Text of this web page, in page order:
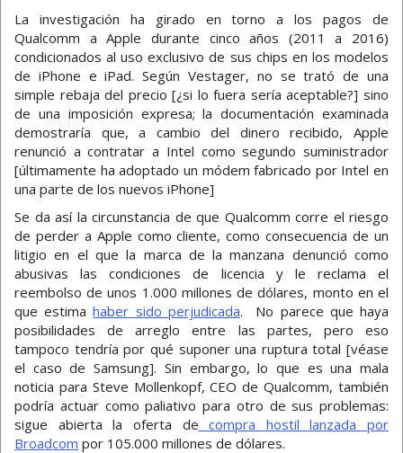
La investigación ha girado en torno a los pagos de
Qualcomm a Apple durante cinco años (2011 a 2016)
condicionados al uso exclusivo de sus chips en los modelos
de iPhone e iPad. Según Vestager, no se trató de una
simple rebaja del precio [¿si lo fuera sería aceptable?] sino
de una imposición expresa; la documentación examinada
demostraría que, a cambio del dinero recibido, Apple
renunció a contratar a Intel como segundo suministrador
[últimamente ha adoptado un módem fabricado por Intel en
una parte de los nuevos iPhone]
Se da así la circunstancia de que Qualcomm corre el riesgo
de perder a Apple como cliente, como consecuencia de un
litigio en el que la marca de la manzana denunció como
abusivas las condiciones de licencia y le reclama el
reembolso de unos 1.000 millones de dólares, monto en el
que estimahaber sido perjudicada. No parece que haya
posibilidades de arreglo entre las partes, pero eso
tampoco tendría por qué suponer una ruptura total [véase
el caso de Samsung]. Sin embargo, lo que es una mala
noticia para Steve Mollenkopf, CEO de Qualcomm, también
podría actuar como paliativo para otro de sus problemas:
sigue abierta la oferta de compra hostil lanzada por
Broadcom por 105.000 millones de dólares.